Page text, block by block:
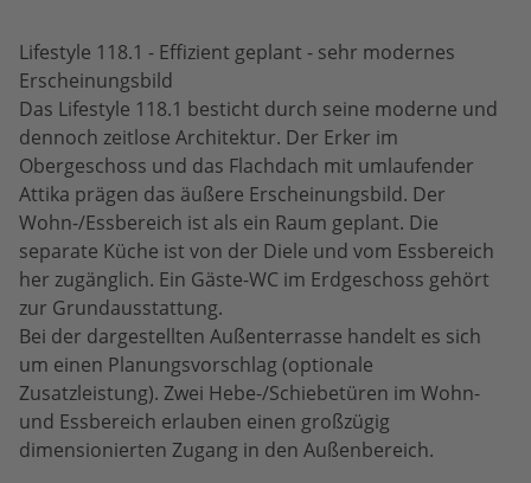
Lifestyle 118.1 - Effizient geplant - sehr modernes
Erscheinungsbild
Das Lifestyle 118.1 besticht durch seine moderne und
dennoch zeitlose Architektur. Der Erker im
Obergeschoss und das Flachdach mit umlaufender
Attika prägen das äußere Erscheinungsbild. Der
Wohn-/Essbereich ist als ein Raum geplant. Die
separate Küche ist von der Diele und vom Essbereich
her zugänglich. Ein Gäste-WC im Erdgeschoss gehört
zur Grundausstattung.
Bei der dargestellten Außenterrasse handelt es sich
um einen Planungsvorschlag (optionale
Zusatzleistung). Zwei Hebe-/Schiebetüren im Wohn-
und Essbereich erlauben einen großzügig
dimensionierten Zugang in den Außenbereich.